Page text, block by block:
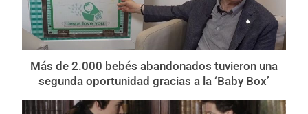
Más de 2.000 bebés abandonados tuvieron una
segunda oportunidad gracias a la ‘Baby Box’